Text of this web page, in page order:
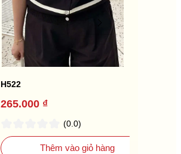
H522
265.000 ₫
(0.0)
Thêm vào giỏ hàng